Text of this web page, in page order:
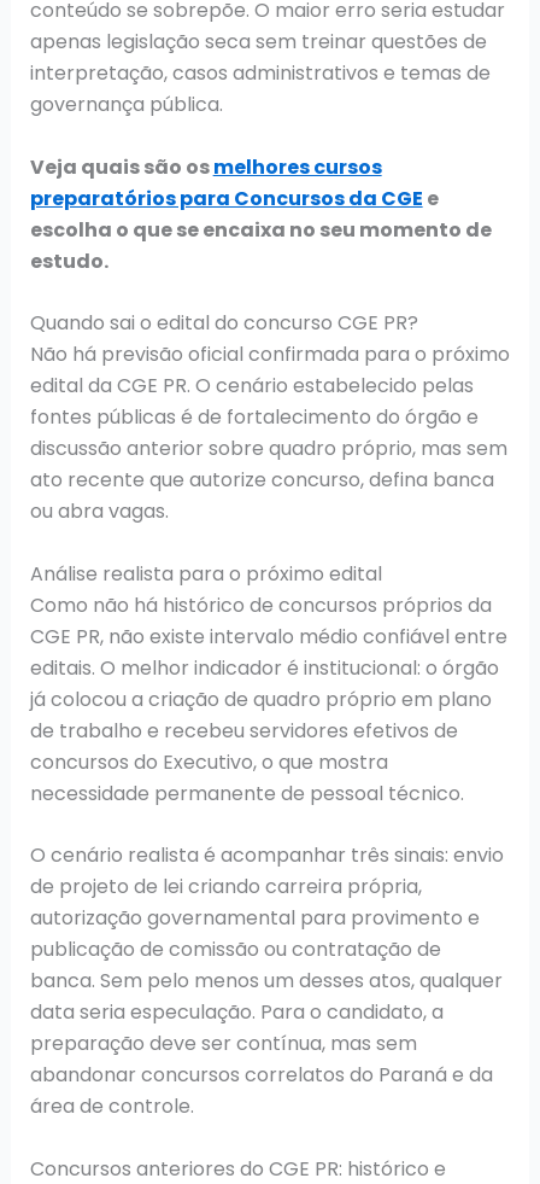
conteúdo se sobrepõe. O maior erro seria estudar
apenas legislação seca sem treinar questões de
interpretação, casos administrativos e temas de
governança pública.
Veja quais são osmelhores cursos
preparatórios para Concursos da CGE e
escolha o que se encaixa no seu momento de
estudo.
Quando sai o edital do concurso CGE PR?
Não há previsão oficial confirmada para o próximo
edital da CGE PR. O cenário estabelecido pelas
fontes públicas é de fortalecimento do órgão e
discussão anterior sobre quadro próprio, mas sem
ato recente que autorize concurso, defina banca
ou abra vagas.
Análise realista para o próximo edital
Como não há histórico de concursos próprios da
CGE PR, não existe intervalo médio confiável entre
editais. O melhor indicador é institucional: o órgão
já colocou a criação de quadro próprio em plano
de trabalho e recebeu servidores efetivos de
concursos do Executivo, o que mostra
necessidade permanente de pessoal técnico.
O cenário realista é acompanhar três sinais: envio
de projeto de lei criando carreira própria,
autorização governamental para provimento e
publicação de comissão ou contratação de
banca. Sem pelo menos um desses atos, qualquer
data seria especulação. Para o candidato, a
preparação deve ser contínua, mas sem
abandonar concursos correlatos do Paraná e da
área de controle.
Concursos anteriores do CGE PR: histórico e